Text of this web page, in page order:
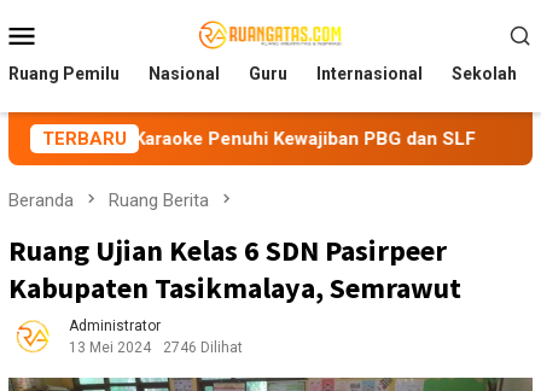
ke
kontenMobile
Ruang Pemilu Nasional Guru Internasional Sekolah
TERBARU
Penuhi Kewajiban PBG dan SLF BEM
Beranda Ruang Berita
Ruang Ujian Kelas 6 SDN Pasirpeer
Kabupaten Tasikmalaya, Semrawut
Administrator
13 Mei 2024
2746 Dilihat